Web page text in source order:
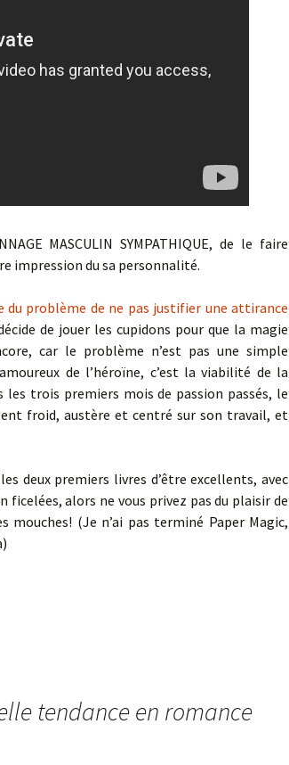
MASCULIN SYMPATHIQUE, de le faire
impression du sa personnalité.
du problème de ne pas justifier une attirance
de jouer les cupidons pour que la magie
car le problème n’est pas une simple
de l’héroïne, c’est la viabilité de la
trois premiers mois de passion passés, le
froid, austère et centré sur son travail, et
deux premiers livres d’être excellents, avec
ficelées, alors ne vous privez pas du plaisir de
mouches! (Je n’ai pas terminé Paper Magic,
tendance en romance